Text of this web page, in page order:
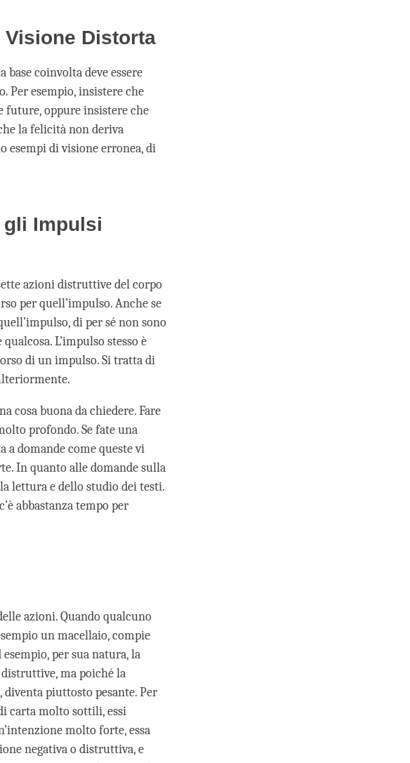
Distorta
coinvolta deve essere
Per esempio, insistere che
future, oppure insistere che
la felicità non deriva
esempi di visione erronea, di
gli Impulsi
azioni distruttive del corpo
per quell’impulso. Anche se
di per sé non sono
L’impulso stesso è
di un impulso. Si tratta di
cosa buona da chiedere. Fare
profondo. Se fate una
a domande come queste vi
In quanto alle domande sulla
lettura e dello studio dei testi.
abbastanza tempo per
azioni. Quando qualcuno
un macellaio, compie
per sua natura, la
ma poiché la
piuttosto pesante. Per
carta molto sottili, essi
molto forte, essa
negativa o distruttiva, e